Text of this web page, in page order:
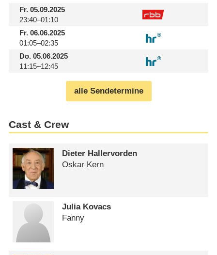
Fr.05.09.2025
23:40–01:10
Fr.06.06.2025
01:05–02:35
Do.05.06.2025
11:15–12:45
alle Sendetermine
Cast & Crew
Dieter Hallervorden
Oskar Kern
Julia Kovacs
Fanny